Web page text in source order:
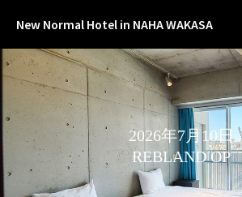
New Normal Hotel in NAHA WAKASA
2026年7月 10日
REBLAND OPEN